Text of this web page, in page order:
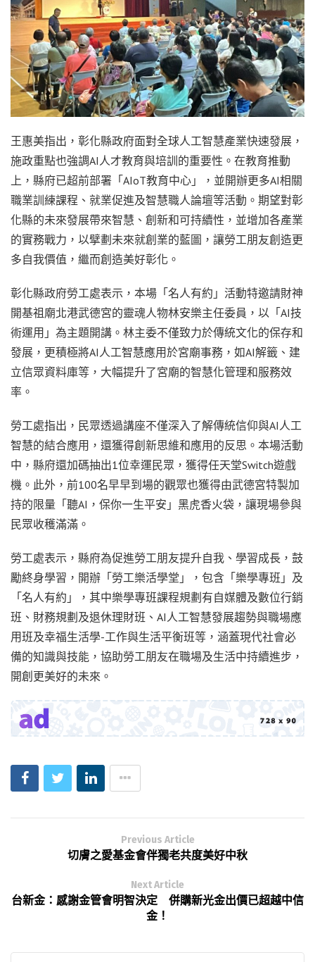
王惠美指出，彰化縣政府面對全球人工智慧產業快速發展，
施政重點也強調AI人才教育與培訓的重要性。在教育推動
上，縣府已超前部署「AIoT教育中心」，並開辦更多AI相關
職業訓練課程、就業促進及智慧職人論壇等活動。期望對彰
化縣的未來發展帶來智慧、創新和可持續性，並增加各產業
的實務戰力，以擘劃未來就創業的藍圖，讓勞工朋友創造更
多自我價值，繼而創造美好彰化。
彰化縣政府勞工處表示，本場「名人有約」活動特邀請財神
開基祖廟北港武德宮的靈魂人物林安樂主任委員，以「AI技
術運用」為主題開講。林主委不僅致力於傳統文化的保存和
發展，更積極將AI人工智慧應用於宮廟事務，如AI解籤、建
立信眾資料庫等，大幅提升了宮廟的智慧化管理和服務效
率。
勞工處指出，民眾透過講座不僅深入了解傳統信仰與AI人工
智慧的結合應用，還獲得創新思維和應用的反思。本場活動
中，縣府還加碼抽出1位幸運民眾，獲得任天堂Switch遊戲
機。此外，前100名早早到場的觀眾也獲得由武德宮特製加
持的限量「聽AI，保你一生平安」黑虎香火袋，讓現場參與
民眾收穫滿滿。
勞工處表示，縣府為促進勞工朋友提升自我、學習成長，鼓
勵終身學習，開辦「勞工樂活學堂」，包含「樂學專班」及
「名人有約」，其中樂學專班課程規劃有自媒體及數位行銷
班、財務規劃及退休理財班、AI人工智慧發展趨勢與職場應
用班及幸福生活學-工作與生活平衡班等，涵蓋現代社會必
備的知識與技能，協助勞工朋友在職場及生活中持續進步，
開創更美好的未來。
Previous Article
切膚之愛基金會伴獨老共度美好中秋
Next Article
台新金：感謝金管會明智決定 併購新光金出價已超越中信
金！